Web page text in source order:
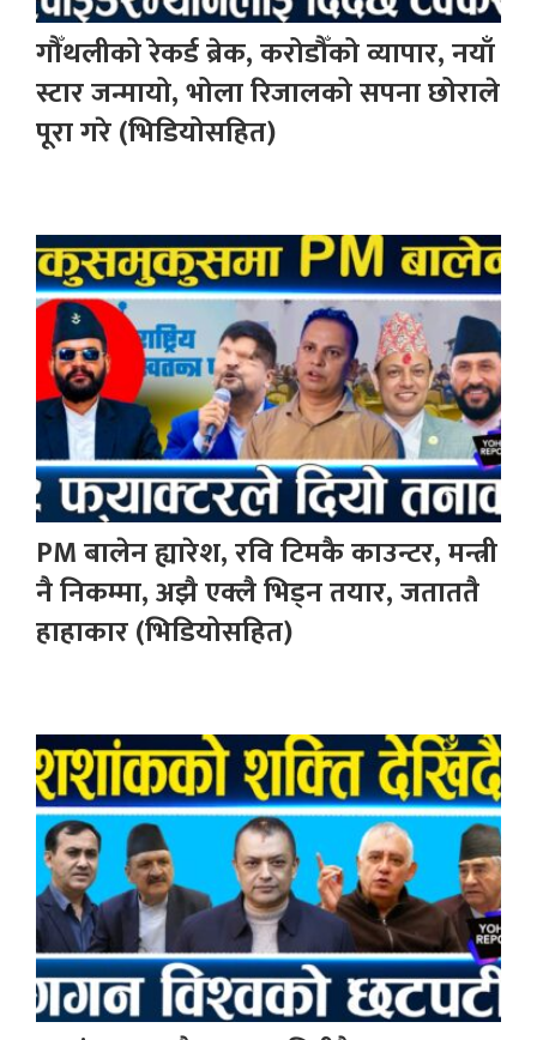
गौँथलीको रेकर्ड ब्रेक, करोडौँको व्यापार, नयाँ
स्टार जन्मायो, भोला रिजालको सपना छोराले
पूरा गरे (भिडियोसहित)
PM बालेन ह्यारेश, रवि टिमकै काउन्टर, मन्त्री
नै निकम्मा, अझै एक्लै भिड्न तयार, जताततै
हाहाकार (भिडियोसहित)